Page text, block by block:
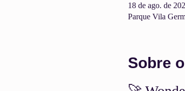
18 de ago. de
Parque Vila
Sobre